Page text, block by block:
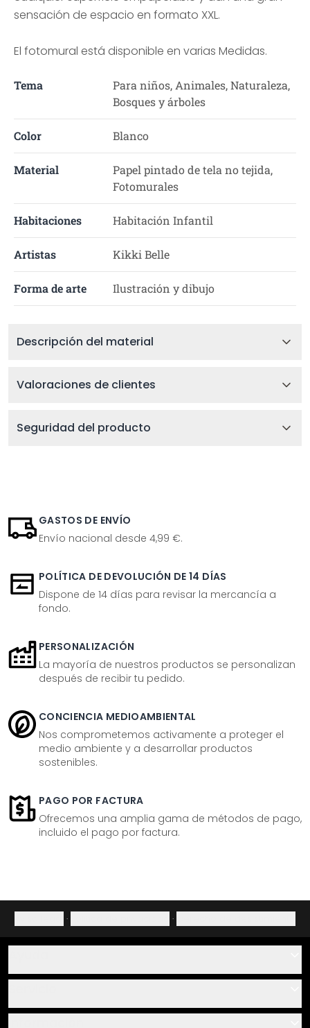
sensación de espacio en formato XXL.
El fotomural está disponible en varias Medidas.
Tema
Para niños, Animales, Naturaleza,
Bosques y árboles
Color Blanco
Material
Papel pintado de tela no tejida,
Fotomurales
Habitaciones Habitación Infantil
Artistas Kikki Belle
Forma de arte Ilustración y dibujo
Descripción del material
Valoraciones de clientes
Seguridad del producto
GASTOS DE ENVÍO
Envío nacional desde 4,99 €.
POLÍTICA DE DEVOLUCIÓN DE 14 DÍAS
Dispone de 14 días para revisar la mercancía a
fondo.
PERSONALIZACIÓN
La mayoría de nuestros productos se personalizan
después de recibir tu pedido.
CONCIENCIA MEDIOAMBIENTAL
Nos comprometemos activamente a proteger el
medio ambiente y a desarrollar productos
sostenibles.
PAGO POR FACTURA
Ofrecemos una amplia gama de métodos de pago,
incluido el pago por factura.
· ·
Sobre nosotros